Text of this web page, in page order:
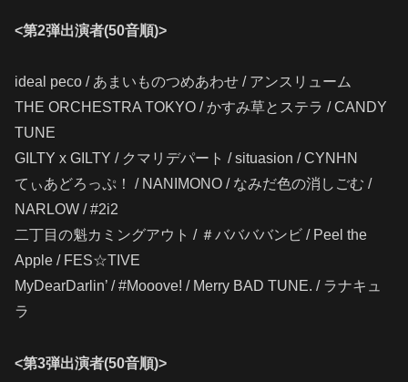
<第2弾出演者(50音順)>
ideal peco / あまいものつめあわせ / アンスリューム
THE ORCHESTRA TOKYO / かすみ草とステラ / CANDY
TUNE
GILTY x GILTY / クマリデパート / situasion / CYNHN
てぃあどろっぷ！ / NANIMONO / なみだ色の消しごむ /
NARLOW / #2i2
二丁目の魁カミングアウト / ＃ババババンビ / Peel the
Apple / FES☆TIVE
MyDearDarlin’ / #Mooove! / Merry BAD TUNE. / ラナキュ
ラ
<第3弾出演者(50音順)>